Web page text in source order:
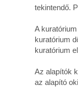
tekintendő.
A
kuratórium
kuratórium
Az alapítók
az alapító